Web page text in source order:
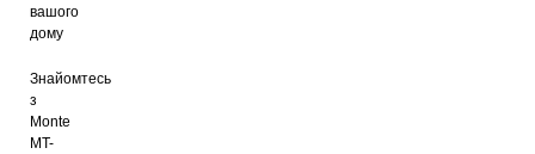
вашого
дому
Знайомтесь
з
Monte
MT-